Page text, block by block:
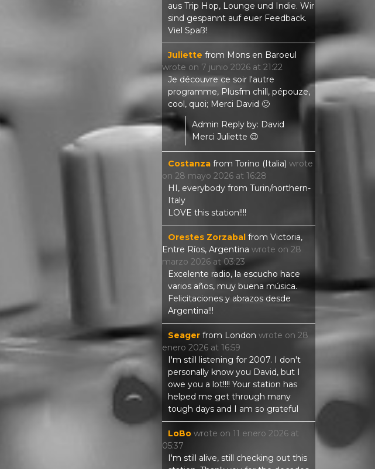
aus Trip Hop, Lounge und Indie. Wir
sind gespannt auf euer Feedback.
Viel Spaß!
Juliette from Mons en Baroeul
wrote on 7 junio 2026 at 21:22
Je découvre ce soir l'autre
programme, Plusfm chill, pépouze,
cool, quoi; Merci David 🙂
Admin Reply by: David
Merci Juliette 😉
Costanza from Torino (Italia) wrote
on 28 mayo 2026 at 16:28
HI, everybody from Turin/northern-
Italy
LOVE this station!!!!
Orestes Zorzabal from Victoria,
Entre Ríos, Argentina wrote on 28
marzo 2026 at 03:23
Excelente radio, la escucho hace
varios años, muy buena música.
Felicitaciones y abrazos desde
Argentina!!!
Seager from London wrote on 28
enero 2026 at 16:59
I'm still listening for 2007. I don't
personally know you David, but I
owe you a lot!!!! Your station has
helped me get through many
tough days and I am so grateful
LoBo wrote on 11 enero 2026 at
05:37
I'm still alive, still checking out this